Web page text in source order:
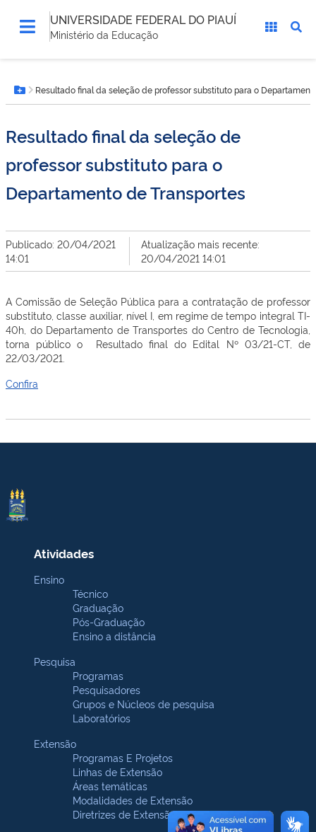
UNIVERSIDADE FEDERAL DO PIAUÍ
Ministério da Educação
está
aqui:Botão Menu
Resultado final da seleção de professor substituto para o
Resultado final da seleção de
professor substituto para o
Departamento de Transportes
Publicado: 20/04/2021
14:01
Atualização mais recente:
20/04/2021 14:01
A Comissão de Seleção Pública para a contratação de professor
substituto, classe auxiliar, nível I, em regime de tempo integral TI-
40h, do Departamento de Transportes do Centro de Tecnologia,
torna público o Resultado final do Edital Nº 03/21-CT, de
22/03/2021.
Confira
Atividades
Ensino
Técnico
Graduação
Pós-Graduação
Ensino a distância
Pesquisa
Programas
Pesquisadores
Grupos e Núcleos de pesquisa
Laboratórios
Extensão
Programas E Projetos
Linhas de Extensão
Áreas temáticas
Modalidades de Extensão
Diretrizes de Extensão